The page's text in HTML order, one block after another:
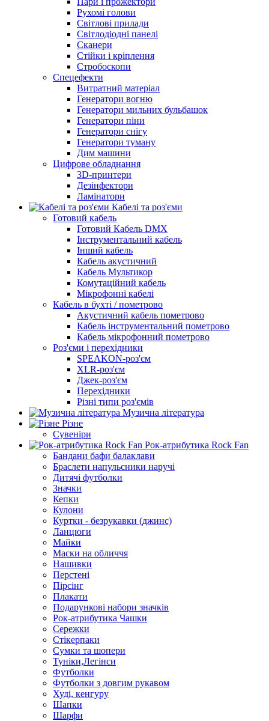
Рухомі голови
Світлові прилади
Світлодіодні панелі
Сканери
Стійки і кріплення
Стробоскопи
Спецефекти
Витратний матеріал
Генератори вогню
Генератори мильних бульбашок
Генератори піни
Генератори снігу
Генератори туману
Дим машини
Цифрове обладнання
3D-принтери
Дезінфектори
Ламінатори
Кабелі та роз'єми
Готовий кабель
Готовий Кабель DMX
Інструментальний кабель
Інший кабель
Кабель акустичний
Кабель Мультикор
Комутаційний кабель
Мікрофонні кабелі
Кабель в бухті / пометрово
Акустичний кабель пометрово
Кабель інструментальний пометрово
Кабель мікрофонний пометрово
Роз'єми і перехідники
SPEAKON-роз'єм
XLR-роз'єм
Джек-роз'єм
Перехідники
Різні типи роз'ємів
Музична література
Різне
Сувеніри
Рок-атрибутика Rock Fan
Бандани бафи балаклави
Браслети напульсники наручі
Дитячі футболки
Значки
Кепки
Кулони
Куртки - безрукавки (джинс)
Ланцюги
Майки
Маски на обличчя
Нашивки
Перстені
Пірсінг
Плакати
Подарункові набори значків
Рок-атрибутика Чашки
Сережки
Стікерпаки
Сумки та шопери
Туніки,Легінси
Футболки
Футболки з довгим рукавом
Худі, кенгуру
Шапки
Шарфи